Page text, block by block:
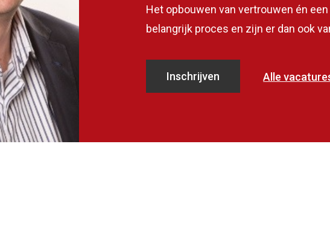
Het opbouwen van vertrouwen én
belangrijk proces en zijn er dan ook
Inschrijven Alle